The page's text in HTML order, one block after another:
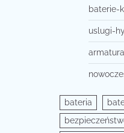
baterie-
uslugi-
bateria